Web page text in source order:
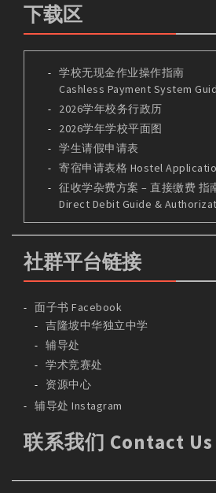
下载区
学校无现金作业操作指南
Cashless Payment System
2026学年校务行政历
2026学年学校平面图
学生请假申请表
寄宿申请表格 Hostel
征收学杂费方案 – 直接缴费 指
Direct Debit Guide &
社群平台链接
面子书 Facebook
吉隆坡中华独立中学
辅导处
学术竞赛处
资源中心
辅导处 Instagram
联系我们 Contact Us